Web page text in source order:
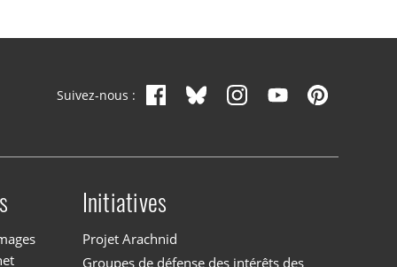
Suivez-nous :
Initiatives
Projet Arachnid
Groupes de défense des intérêts des